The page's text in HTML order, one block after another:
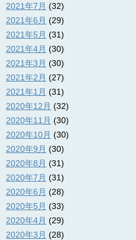
2021年7月 (32)
2021年6月 (29)
2021年5月 (31)
2021年4月 (30)
2021年3月 (30)
2021年2月 (27)
2021年1月 (31)
2020年12月 (32)
2020年11月 (30)
2020年10月 (30)
2020年9月 (30)
2020年8月 (31)
2020年7月 (31)
2020年6月 (28)
2020年5月 (33)
2020年4月 (29)
2020年3月 (28)